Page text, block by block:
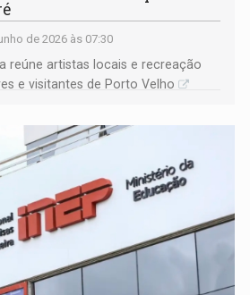
de 2026 às 07:30
reúne artistas locais e recreação
e visitantes de Porto Velho